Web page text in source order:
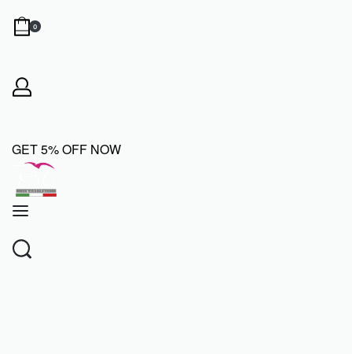
0
OPEN
ACCOUNT
GET 5% OFF NOW